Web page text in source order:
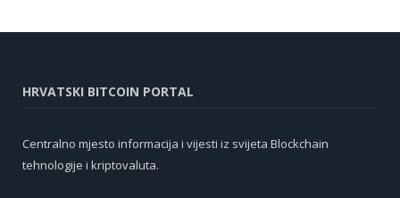
HRVATSKI BITCOIN PORTAL
Centralno mjesto informacija i vijesti iz svijeta Blockchain
tehnologije i kriptovaluta.